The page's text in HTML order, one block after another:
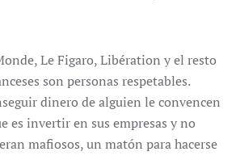
Le Figaro, Libération y el resto
son personas respetables.
dinero de alguien le convencen
es invertir en sus empresas y no
mafiosos, un matón para hacerse